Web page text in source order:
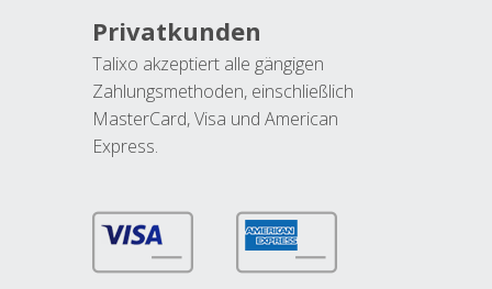
Privatkunden
Talixo akzeptiert alle gängigen
Zahlungsmethoden, einschließlich
MasterCard, Visa und American
Express.